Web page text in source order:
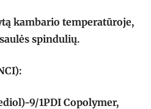
kambario temperatūroje,
spindulių.
9/1PDI Copolymer,